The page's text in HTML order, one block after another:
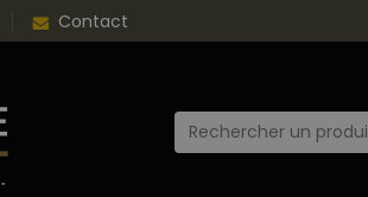
Contact